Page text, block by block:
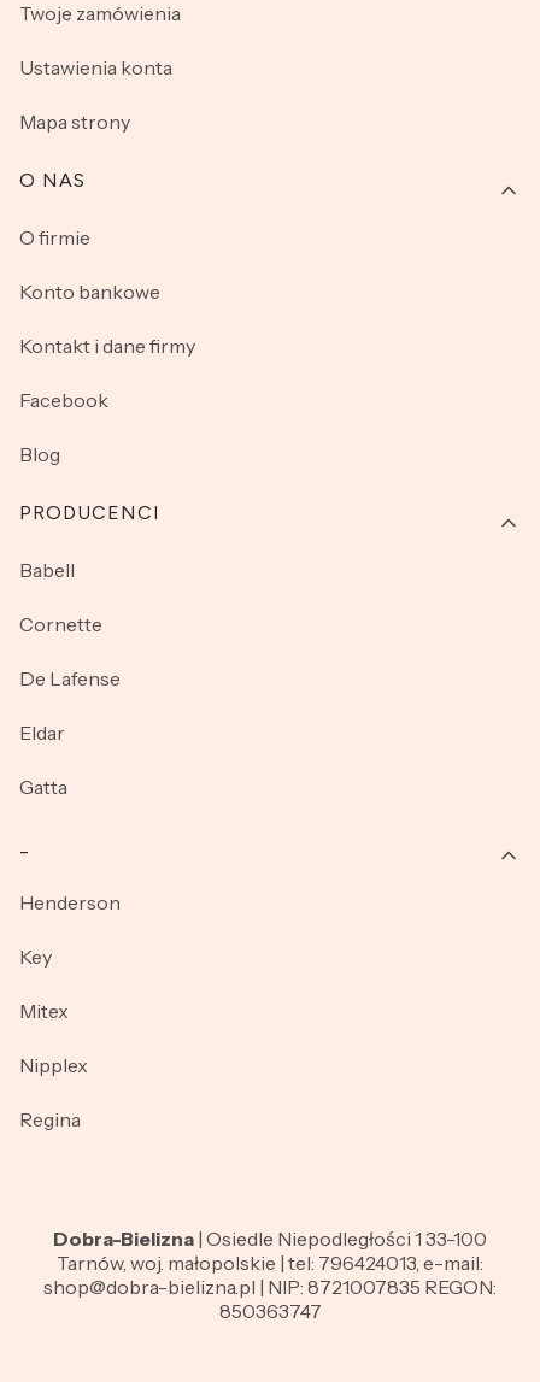
Twoje zamówienia
Ustawienia konta
Mapa strony
O NAS
O firmie
Konto bankowe
Kontakt i dane firmy
Facebook
Blog
PRODUCENCI
Babell
Cornette
De Lafense
Eldar
Gatta
Henderson
Key
Mitex
Nipplex
Regina
Dobra-Bielizna | Osiedle Niepodległości 1 33-100
Tarnów, woj. małopolskie | tel: 796424013, e-mail:
shop@dobra-bielizna.pl | NIP: 8721007835 REGON:
850363747